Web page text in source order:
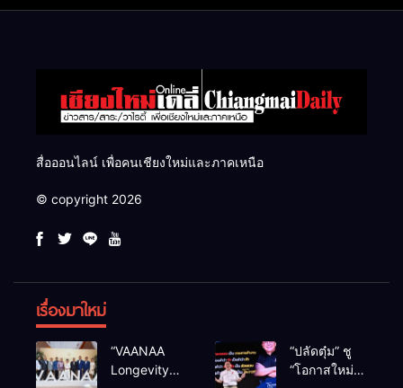
สื่อออนไลน์ เพื่อคนเชียงใหม่และภาคเหนือ
© copyright 2026
เรื่องมาใหม่
“VAANAA
Longevity
“ปลัดตุ๋ม” ชู
“โอกาสใหม่”